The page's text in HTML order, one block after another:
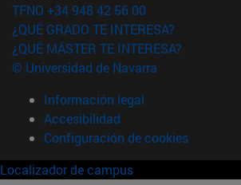
TFNO +34 948 42 56 00
¿QUÉ GRADO TE INTERESA?
¿QUÉ MÁSTER TE INTERESA?
© Universidad de Navarra
Información legal
Accesibilidad
Configuración de cookies
Localizador de campus